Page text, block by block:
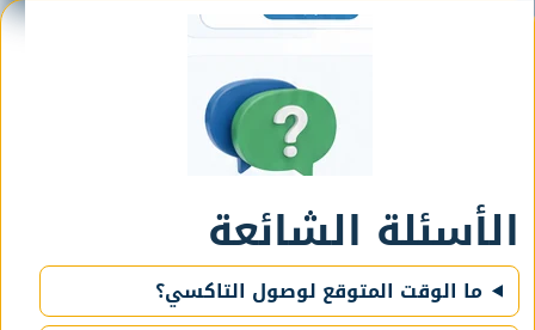
الأسئلة الشائعة
ما الوقت المتوقع لوصول التاكسي؟